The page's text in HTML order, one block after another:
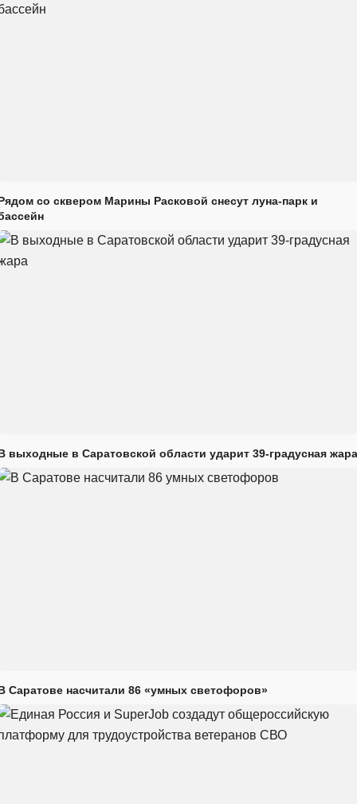
со сквером Марины Расковой снесут луна-парк и
выходные в Саратовской области ударит 39-градусная жара
Саратове насчитали 86 «умных светофоров»